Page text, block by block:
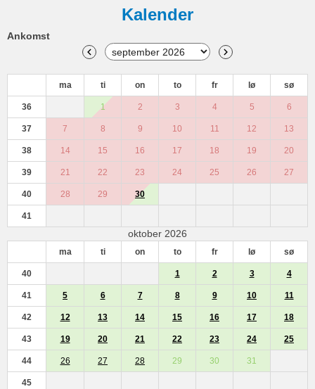
Kalender
Ankomst
ma ti on to fr lø sø
36 1 2 3 4 5 6
37 7 8 9 10 11 12 13
38 14 15 16 17 18 19 20
39 21 22 23 24 25 26 27
40 28 29 30
41
oktober 2026
ma ti on to fr lø sø
40 1 2 3 4
41 5 6 7 8 9 10 11
42 12 13 14 15 16 17 18
43 19 20 21 22 23 24 25
44 26 27 28 29 30 31
45